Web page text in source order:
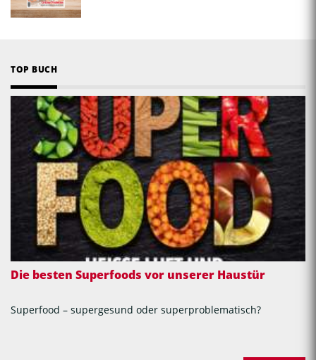
TOP BUCH
Die besten Superfoods vor unserer Haustür
Superfood – supergesund oder superproblematisch?